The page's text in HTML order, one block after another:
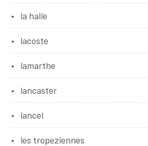
la halle
lacoste
lamarthe
lancaster
lancel
les tropeziennes